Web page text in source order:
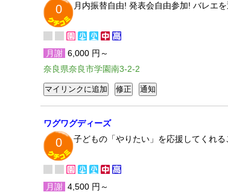
0 月内振替自由! 発表会自由参加! バレエ
月謝 6,000 円～
奈良県奈良市学園南3-2-2
ワグワグディーズ
0 子どもの「やりたい」を応援してくれ
月謝 4,500 円～